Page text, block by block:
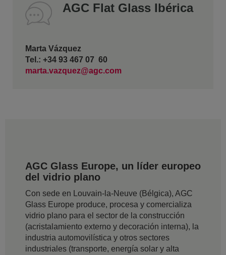
AGC Flat Glass Ibérica
Marta Vázquez
Tel.: +34 93 467 07 60
marta.vazquez@agc.com
AGC Glass Europe, un líder europeo
del vidrio plano
Con sede en Louvain-la-Neuve (Bélgica), AGC
Glass Europe produce, procesa y comercializa
vidrio plano para el sector de la construcción
(acristalamiento externo y decoración interna), la
industria automovilística y otros sectores
industriales (transporte, energía solar y alta